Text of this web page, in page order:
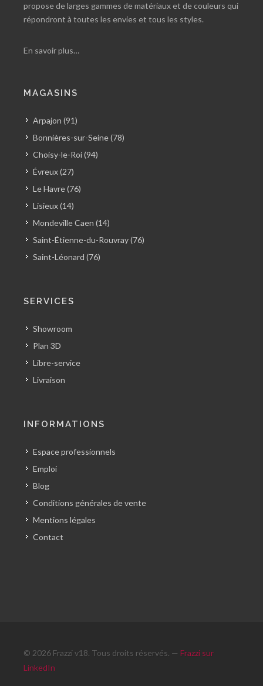
propose de larges gammes de matériaux et de couleurs qui
répondront à toutes les envies et tous les styles.
En savoir plus…
MAGASINS
Arpajon (91)
Bonnières-sur-Seine (78)
Choisy-le-Roi (94)
Évreux (27)
Le Havre (76)
Lisieux (14)
Mondeville Caen (14)
Saint-Étienne-du-Rouvray (76)
Saint-Léonard (76)
SERVICES
Showroom
Plan 3D
Libre-service
Livraison
INFORMATIONS
Espace professionnels
Emploi
Blog
Conditions générales de vente
Mentions légales
Contact
© 2026 Frazzi v18. Tous droits réservés. — Frazzi sur
LinkedIn